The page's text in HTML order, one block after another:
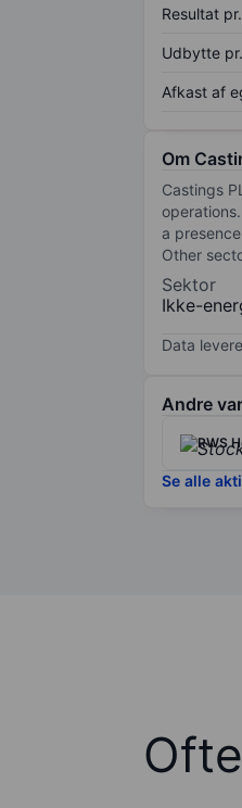
Resultat
Udbytte
Afkast af
Om
Castings
a
Other
Sektor
Ikke-
Data
Andre
RWS
Se alle